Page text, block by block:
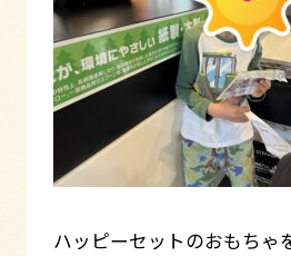
ハッピーセットのおもちゃ